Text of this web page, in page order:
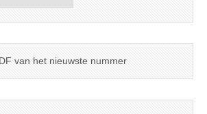
van het nieuwste nummer